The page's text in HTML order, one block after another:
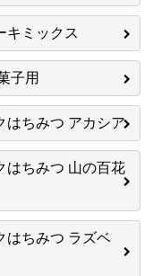
キミックス
子用
はちみつ アカシア
はちみつ 山の百花
はちみつ ラズベ